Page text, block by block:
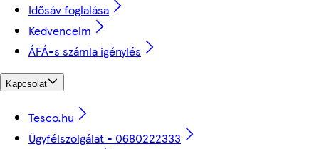
Idősáv foglalása
Kedvenceim
ÁFÁ-s számla igénylés
Kapcsolat
Tesco.hu
Ügyfélszolgálat - 0680222333